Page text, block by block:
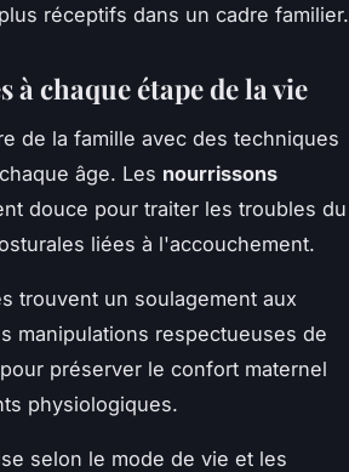
réceptifs dans un cadre familier.
à chaque étape de la vie
de la famille avec des techniques
âge. Les nourrissons
douce pour traiter les troubles du
liées à l'accouchement.
trouvent un soulagement aux
manipulations respectueuses de
préserver le confort maternel
physiologiques.
selon le mode de vie et les